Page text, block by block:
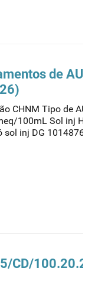
de AUE
CHNM Tipo de AUE
100mL Sol inj
inj DG 10148766
CD/